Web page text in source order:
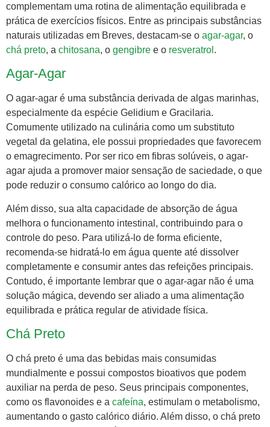
complementam uma rotina de alimentação equilibrada e
prática de exercícios físicos. Entre as principais substâncias
naturais utilizadas em Breves, destacam-se o agar-agar, o
chá preto, a chitosana, o gengibre e o resveratrol .
Agar-Agar
O agar-agar é uma substância derivada de algas marinhas,
especialmente da espécie Gelidium e Gracilaria.
Comumente utilizado na culinária como um substituto
vegetal da gelatina, ele possui propriedades que favorecem
o emagrecimento. Por ser rico em fibras solúveis, o agar-
agar ajuda a promover maior sensação de saciedade, o que
pode reduzir o consumo calórico ao longo do dia.
Além disso, sua alta capacidade de absorção de água
melhora o funcionamento intestinal, contribuindo para o
controle do peso. Para utilizá-lo de forma eficiente,
recomenda-se hidratá-lo em água quente até dissolver
completamente e consumir antes das refeições principais.
Contudo, é importante lembrar que o agar-agar não é uma
solução mágica, devendo ser aliado a uma alimentação
equilibrada e prática regular de atividade física.
Chá Preto
O chá preto é uma das bebidas mais consumidas
mundialmente e possui compostos bioativos que podem
auxiliar na perda de peso. Seus principais componentes,
como os flavonoides e a cafeína, estimulam o metabolismo,
aumentando o gasto calórico diário. Além disso, o chá preto